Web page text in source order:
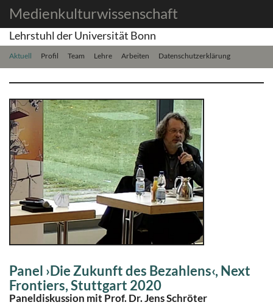
Medienkulturwissenschaft
Lehrstuhl der Universität Bonn
Aktuell Profil Team Lehre Arbeiten Datenschutzerklärung
Panel ›Die Zukunft des Bezahlens‹, Next
Frontiers, Stuttgart 2020
Paneldiskussion mit Prof. Dr. Jens Schröter